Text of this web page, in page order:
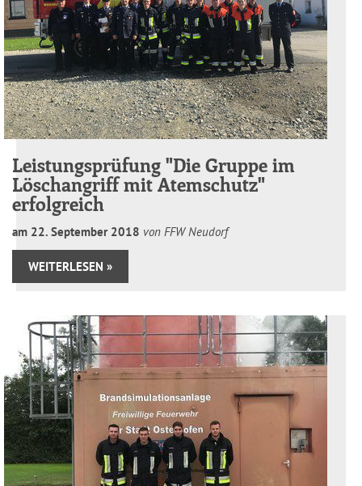
Leistungsprüfung "Die Gruppe im
Löschangriff mit Atemschutz"
erfolgreich
am 22. September 2018 von FFW Neudorf
WEITERLESEN »